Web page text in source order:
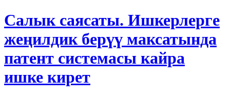
Салык саясаты. Ишкерлерге
жеңилдик берүү максатында
патент системасы кайра
ишке кирет